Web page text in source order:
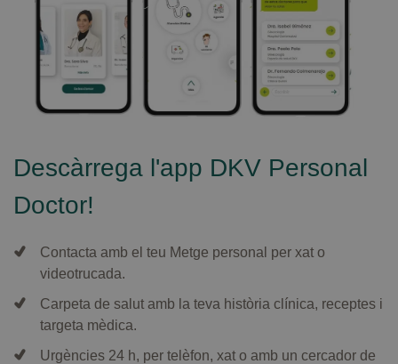
Descàrrega l'app DKV Personal
Doctor!
Contacta amb el teu Metge personal per xat o
videotrucada.
Carpeta de salut amb la teva història clínica, receptes i
targeta mèdica.
Urgències 24 h, per telèfon, xat o amb un cercador de